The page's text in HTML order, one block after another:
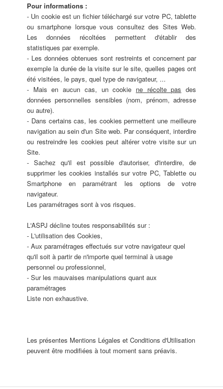
Pour informations :
- Un cookie est un fichier téléchargé sur votre PC, tablette
ou smartphone lorsque vous consultez des Sites Web.
Les données récoltées permettent d'établir des
statistiques par exemple.
- Les données obtenues sont restreints et concernent par
exemple la durée de la visite sur le site, quelles pages ont
été visitées, le pays, quel type de navigateur, ...
- Mais en aucun cas, un cookie ne récolte pas des
données personnelles sensibles (nom, prénom, adresse
ou autre).
- Dans certains cas, les cookies permettent une meilleure
navigation au sein d'un Site web. Par conséquent, interdire
ou restreindre les cookies peut altérer votre visite sur un
Site.
- Sachez qu'il est possible d'autoriser, d'interdire, de
supprimer les cookies installés sur votre PC, Tablette ou
Smartphone en paramétrant les options de votre
navigateur.
Les paramétrages sont à vos risques.
L'ASPJ décline toutes responsabilités sur :
- L'utilisation des Cookies,
- Aux paramétrages effectués sur votre navigateur quel
qu'il soit à partir de n'importe quel terminal à usage
personnel ou professionnel,
- Sur les mauvaises manipulations quant aux
paramétrages
Liste non exhaustive.
Les présentes Mentions Légales et Conditions d'Utilisation
peuvent être modifiées à tout moment sans préavis.